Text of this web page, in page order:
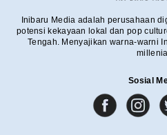
Inibaru Media adalah perusahaan
potensi kekayaan lokal dan pop
Tengah. Menyajikan warna-warni
Sosial